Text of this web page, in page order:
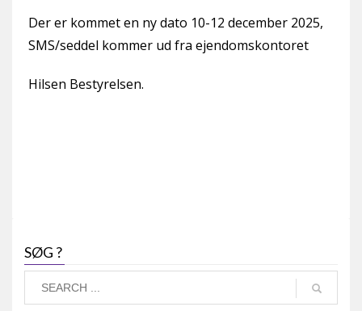
Der er kommet en ny dato 10-12 december 2025,
SMS/seddel kommer ud fra ejendomskontoret
Hilsen Bestyrelsen.
SØG ?